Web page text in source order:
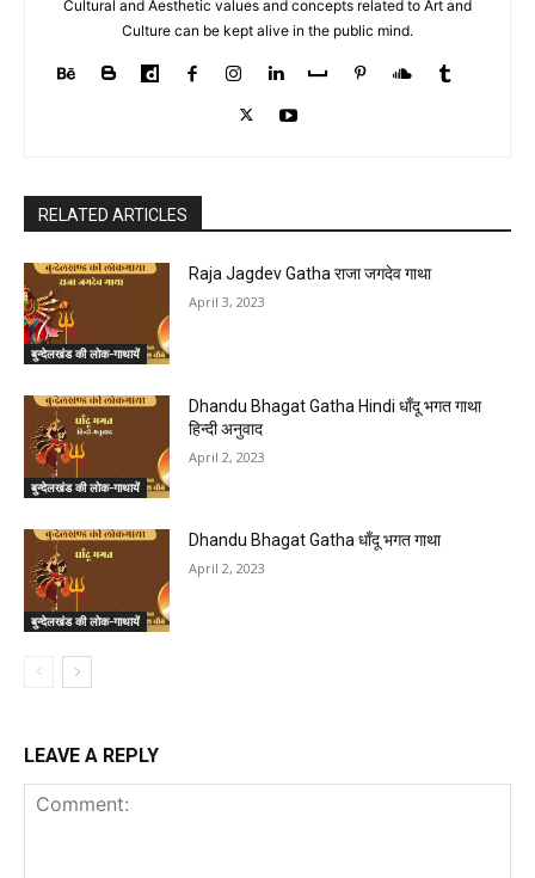
Cultural and Aesthetic values and concepts related to Art and
Culture can be kept alive in the public mind.
RELATED ARTICLES
बुन्देलखंड की लोक-गाथायें
Raja Jagdev Gatha राजा जगदेव गाथा
April 3, 2023
बुन्देलखंड की लोक-गाथायें
Dhandu Bhagat Gatha Hindi धाँदू भगत गाथा
हिन्दी अनुवाद
April 2, 2023
बुन्देलखंड की लोक-गाथायें
Dhandu Bhagat Gatha धाँदू भगत गाथा
April 2, 2023
LEAVE A REPLY